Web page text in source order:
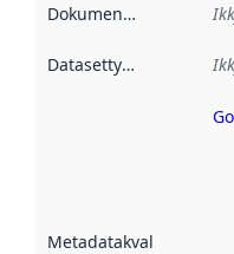
Dokumentasjon
Datasettype
Metadatakvalitet